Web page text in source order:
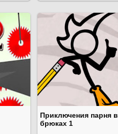
Приключения парня в
брюках 1